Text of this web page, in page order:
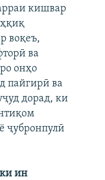
кишвар
воқеъ,
ва
онҳо
пайгирӣ ва
дорад, ки
ҷубронпулӣ
ин